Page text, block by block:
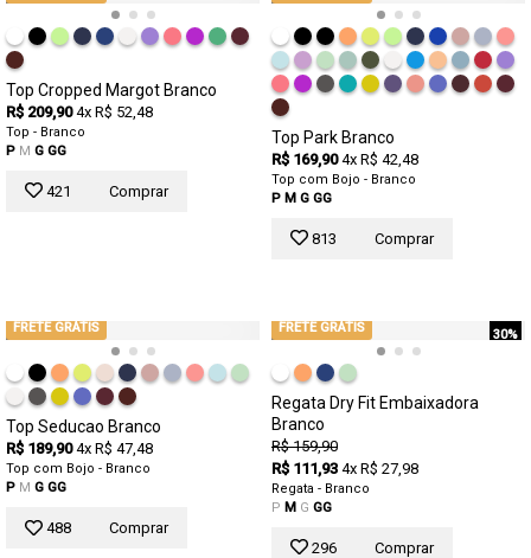
Top Cropped Margot Branco
R$ 209,90 4x R$ 52,48
Top - Branco
P M G GG
421 Comprar
Top Park Branco
R$ 169,90 4x R$ 42,48
Top com Bojo - Branco
P M G GG
813 Comprar
FRETE GRÁTIS
Top Seducao Branco
R$ 189,90 4x R$ 47,48
Top com Bojo - Branco
P M G GG
488 Comprar
30%
FRETE GRÁTIS
Regata Dry Fit Embaixadora
Branco
R$ 159,90
R$ 111,93 4x R$ 27,98
Regata - Branco
P M G GG
296 Comprar